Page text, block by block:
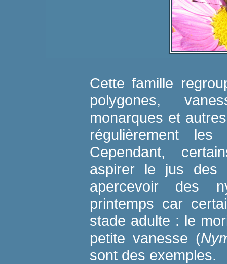
Cette famille
polygones,
monarques et
régulièrement
Cependant,
aspirer le jus des
apercevoir des
printemps car
stade adulte : le
petite vanesse (
sont des exemples.